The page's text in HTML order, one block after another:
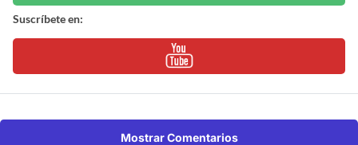
Suscríbete en:
Mostrar Comentarios